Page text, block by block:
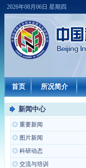
2026年08月06日 星期四
首页 所况简介
新闻中心
◎ 重要新闻
◎ 图片新闻
◎ 科研动态
◎ 交流与培训